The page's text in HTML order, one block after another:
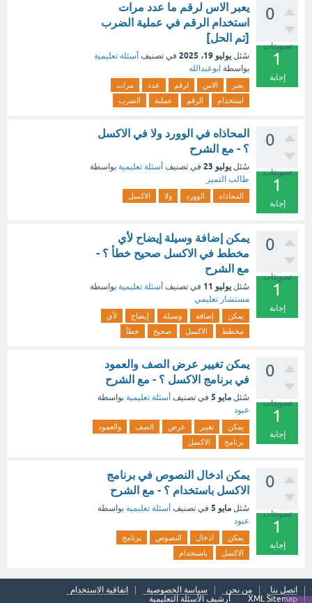
0
تصويتات
1
إجابة
يعبر الاس لرقم ما عدد مرات
استخدام الرقم في عملية الضرب
[تم الحل]
سُئل يوليو 19، 2025 في تصنيف أسئلة تعليمية
بواسطة ابوعبدالله
يعبر الاس لرقم عدد
مرات
استخدام
الرقم عملية الضرب
0
تصويتات
1
إجابة
المحاذاه في الوورد ولا في الاكسل
؟ - مع الشرح
سُئل يوليو 23 في تصنيف أسئلة تعليمية بواسطة
طالب التميز
المحاذاه الوورد ولا الاكسل
0
تصويتات
1
إجابة
يمكن إضافة وسيلة إيضاح لأي
مخطط في الاكسل صحيح خطأ ؟ -
مع الشرح
سُئل يوليو 11 في تصنيف أسئلة تعليمية بواسطة
مستشار تعليمي
يمكن إضافة وسيلة إيضاح
لأي
مخطط
الاكسل صحيح خطأ
0
تصويتات
1
إجابة
يمكن تغيير عرض الصف والعمود
في برنامج الاكسل ؟ - مع الشرح
سُئل مايو 5 في تصنيف أسئلة تعليمية بواسطة
عبود
يمكن تغيير عرض الصف
والعمود
برنامج
الاكسل
0
تصويتات
1
إجابة
يمكن ادخال النصوص في برنامج
الاكسل باستخدام ؟ - مع الشرح
سُئل مايو 5 في تصنيف أسئلة تعليمية بواسطة
عبود
يمكن ادخال النصوص
برنامج
الاكسل
باستخدام
اتصل بنا من نحن سياسة الخصوصية
اتفاقية الاستخدام
XML Sitemap
أرشيف الأسئلة التعليمية